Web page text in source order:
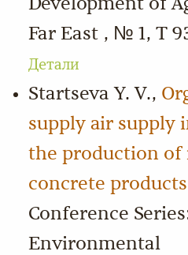
Development of
Far East , № 1, Т
Детали
Startseva Y. V.,
supply air supply
the production of
concrete products
Conference
Environmental